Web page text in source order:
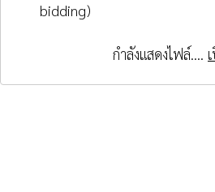
bidding)
กำลังแสดงไฟล์....